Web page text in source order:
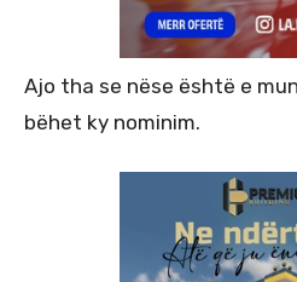
Ajo tha se nëse është e
bëhet ky nominim.